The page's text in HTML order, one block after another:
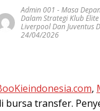
Admin 001 -Masa
Dalam Strategi Klub
Liverpool Dan Juventus
24/04/2026
,
bursa transfer.